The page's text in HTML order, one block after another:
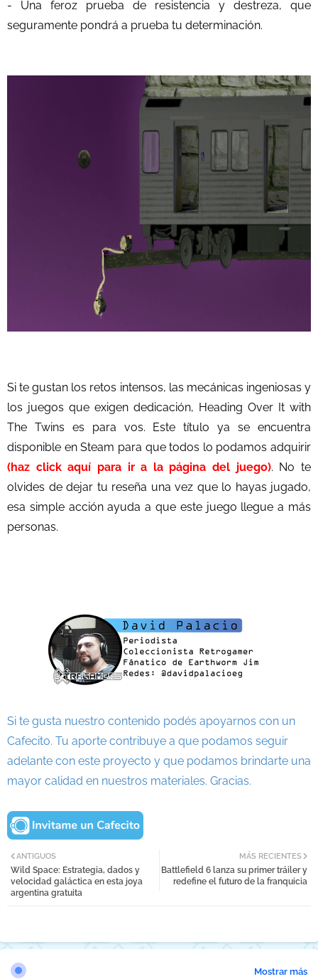
- Una feroz prueba de resistencia y destreza, que
seguramente pondrá a prueba tu determinación.
Si te gustan los retos intensos, las mecánicas ingeniosas y
los juegos que exigen dedicación, Heading Over It with
The Twins es para vos. Este título ya se encuentra
disponible en Steam para que todos lo podamos adquirir
(haz click aquí para ir a la página del juego). No te
olvides de dejar tu reseña una vez que lo hayas jugado,
esa simple acción ayuda a que este juego llegue a más
personas.
Si te gusta nuestro contenido podés apoyarnos con un
Cafecito. Tu aporte contribuye a que podamos seguir
adelante con este proyecto y que podamos brindarte una
mayor calidad en nuestros materiales. Gracias.
MÁS RECIENTES
Battlefield 6 lanza su primer tráiler y
redefine el futuro de la franquicia
ANTIGUOS
Wild Space: Estrategia, dados y
velocidad galáctica en esta joya
argentina gratuita
Mostrar más